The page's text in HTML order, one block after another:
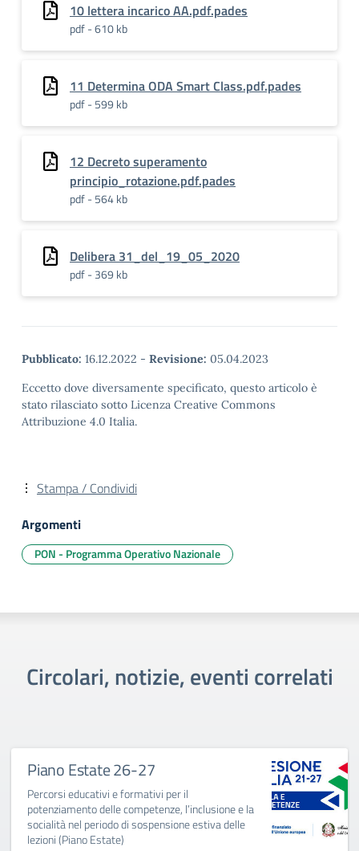
10 lettera incarico AA.pdf.pades
pdf - 610 kb
11 Determina ODA Smart Class.pdf.pades
pdf - 599 kb
12 Decreto superamento
principio_rotazione.pdf.pades
pdf - 564 kb
Delibera 31_del_19_05_2020
pdf - 369 kb
Pubblicato: 16.12.2022 - Revisione: 05.04.2023
Eccetto dove diversamente specificato, questo articolo è
stato rilasciato sotto Licenza Creative Commons
Attribuzione 4.0 Italia.
Stampa / Condividi
Argomenti
PON - Programma Operativo Nazionale
Circolari, notizie, eventi correlati
Piano Estate 26-27
Percorsi educativi e formativi per il
potenziamento delle competenze, l’inclusione e la
socialità nel periodo di sospensione estiva delle
lezioni (Piano Estate)